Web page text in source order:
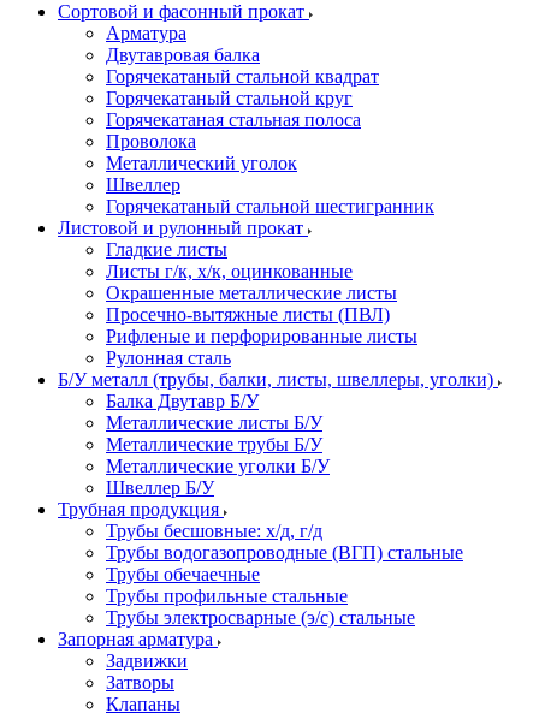
Сортовой и фасонный прокат
Арматура
Двутавровая балка
Горячекатаный стальной квадрат
Горячекатаный стальной круг
Горячекатаная стальная полоса
Проволока
Металлический уголок
Швеллер
Горячекатаный стальной шестигранник
Листовой и рулонный прокат
Гладкие листы
Листы г/к, х/к, оцинкованные
Окрашенные металлические листы
Просечно-вытяжные листы (ПВЛ)
Рифленые и перфорированные листы
Рулонная сталь
Б/У металл (трубы, балки, листы, швеллеры, уголки)
Балка Двутавр Б/У
Металлические листы Б/У
Металлические трубы Б/У
Металлические уголки Б/У
Швеллер Б/У
Трубная продукция
Трубы бесшовные: х/д, г/д
Трубы водогазопроводные (ВГП) стальные
Трубы обечаечные
Трубы профильные стальные
Трубы электросварные (э/с) стальные
Запорная арматура
Задвижки
Затворы
Клапаны